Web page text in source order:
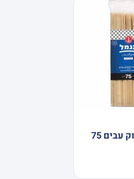
שיפודי במבוק עבים 75